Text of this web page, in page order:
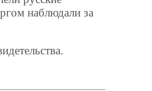
наблюдали за